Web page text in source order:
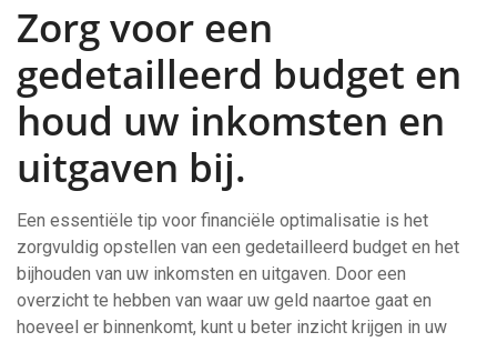
Zorg voor een
gedetailleerd budget en
houd uw inkomsten en
uitgaven bij.
Een essentiële tip voor financiële optimalisatie is het
zorgvuldig opstellen van een gedetailleerd budget en het
bijhouden van uw inkomsten en uitgaven. Door een
overzicht te hebben van waar uw geld naartoe gaat en
hoeveel er binnenkomt, kunt u beter inzicht krijgen in uw